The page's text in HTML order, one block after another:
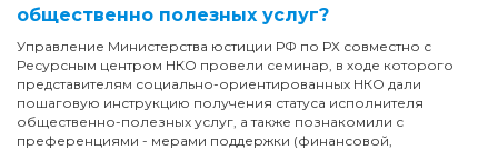
общественно полезных услуг?
Управление Министерства юстиции РФ по РХ совместно с
Ресурсным центром НКО провели семинар, в ходе которого
представителям социально-ориентированных НКО дали
пошаговую инструкцию получения статуса исполнителя
общественно-полезных услуг, а также познакомили с
преференциями - мерами поддержки (финансовой,